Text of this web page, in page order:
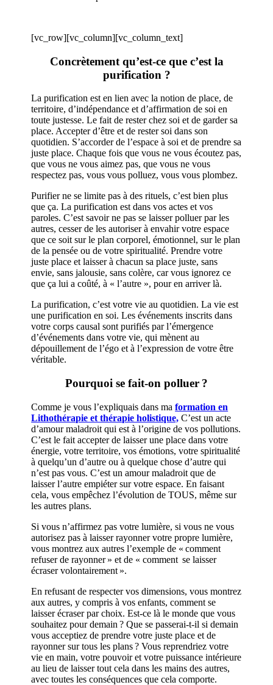
[vc_row][vc_column][vc_column_text]
Concrètement qu’est-ce que c’est la
purification ?
La purification est en lien avec la notion de place, de
territoire, d’indépendance et d’affirmation de soi en
toute justesse. Le fait de rester chez soi et de garder sa
place. Accepter d’être et de rester soi dans son
quotidien. S’accorder de l’espace à soi et de prendre sa
juste place. Chaque fois que vous ne vous écoutez pas,
que vous ne vous aimez pas, que vous ne vous
respectez pas, vous vous polluez, vous vous plombez.
Purifier ne se limite pas à des rituels, c’est bien plus
que ça. La purification est dans vos actes et vos
paroles. C’est savoir ne pas se laisser polluer par les
autres, cesser de les autoriser à envahir votre espace
que ce soit sur le plan corporel, émotionnel, sur le plan
de la pensée ou de votre spiritualité. Prendre votre
juste place et laisser à chacun sa place juste, sans
envie, sans jalousie, sans colère, car vous ignorez ce
que ça lui a coûté, à « l’autre », pour en arriver là.
La purification, c’est votre vie au quotidien. La vie est
une purification en soi. Les événements inscrits dans
votre corps causal sont purifiés par l’émergence
d’événements dans votre vie, qui mènent au
dépouillement de l’égo et à l’expression de votre être
véritable.
Pourquoi se fait-on polluer ?
Comme je vous l’expliquais dans maformation en
Lithothérapie et thérapie holistique, C’est un acte
d’amour maladroit qui est à l’origine de vos pollutions.
C’est le fait accepter de laisser une place dans votre
énergie, votre territoire, vos émotions, votre spiritualité
à quelqu’un d’autre ou à quelque chose d’autre qui
n’est pas vous. C’est un amour maladroit que de
laisser l’autre empiéter sur votre espace. En faisant
cela, vous empêchez l’évolution de TOUS, même sur
les autres plans.
Si vous n’affirmez pas votre lumière, si vous ne vous
autorisez pas à laisser rayonner votre propre lumière,
vous montrez aux autres l’exemple de « comment
refuser de rayonner » et de « comment se laisser
écraser volontairement ».
En refusant de respecter vos dimensions, vous montrez
aux autres, y compris à vos enfants, comment se
laisser écraser par choix. Est-ce là le monde que vous
souhaitez pour demain ? Que se passerai-t-il si demain
vous acceptiez de prendre votre juste place et de
rayonner sur tous les plans ? Vous reprendriez votre
vie en main, votre pouvoir et votre puissance intérieure
au lieu de laisser tout cela dans les mains des autres,
avec toutes les conséquences que cela comporte.